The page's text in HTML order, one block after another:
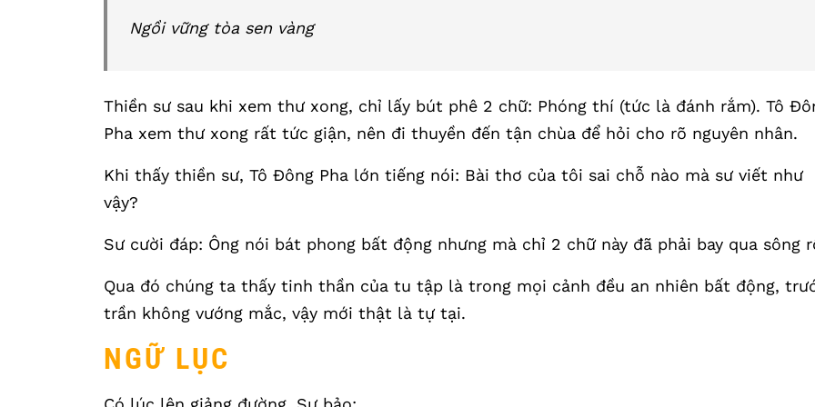
Ngồi vững tòa sen vàng
Thiền sư sau khi xem thư xong, chỉ lấy bút phê 2 chữ: Phóng thí (tức là đánh rắm). Tô
Pha xem thư xong rất tức giận, nên đi thuyền đến tận chùa để hỏi cho rõ nguyên nhân.
Khi thấy thiền sư, Tô Đông Pha lớn tiếng nói: Bài thơ của tôi sai chỗ nào mà sư viết như
vậy?
Sư cười đáp: Ông nói bát phong bất động nhưng mà chỉ 2 chữ này đã phải bay qua sông
Qua đó chúng ta thấy tinh thần của tu tập là trong mọi cảnh đều an nhiên bất động,
trần không vướng mắc, vậy mới thật là tự tại.
NGỮ LỤC